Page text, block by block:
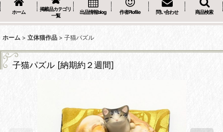
ホーム
掲載品カテゴリ
一覧
出品情報blog 作者Plofile 問い合わせ 商品検索
ホーム > 立体猫作品 > 子猫パズル
子猫パズル [納期約２週間]